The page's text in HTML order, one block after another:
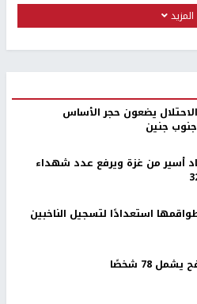
المزيد
يضعون حجر الأساس
جنين
أسير من غزة ويرفع عدد شهداء
استعدادًا لتسجيل الناخبين
78 شخصًا